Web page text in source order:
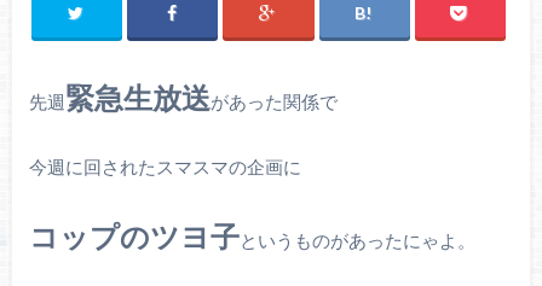
先週緊急生放送があった関係で
今週に回されたスマスマの企画に
コップのツヨ子というものがあったにゃよ。